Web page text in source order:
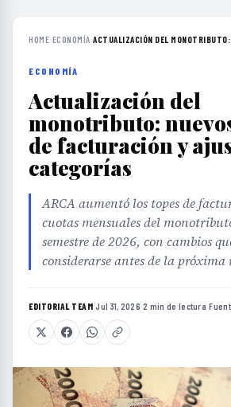
HOME›ECONOMÍA›ACTUALIZACIÓN DEL
ECONOMÍA
Actualización del
monotributo:
de facturación y
categorías
ARCA aumentó los topes de
cuotas mensuales del
semestre de 2026, con cambios
considerarse antes de la próxima
EDITORIAL TEAM·Jul 31, 2026·2 min de lectura·